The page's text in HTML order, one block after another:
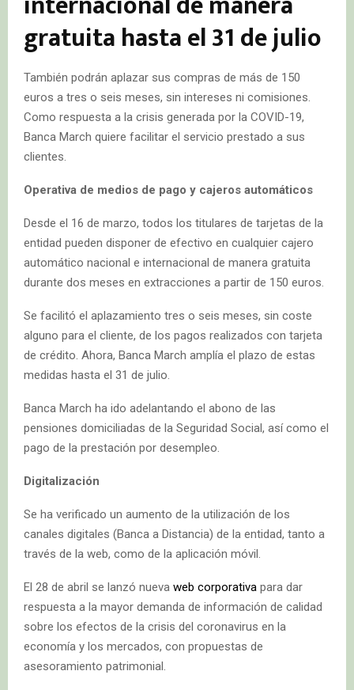
gratuita hasta el 31 de julio
También podrán aplazar sus compras de más de 150
euros a tres o seis meses, sin intereses ni comisiones.
Como respuesta a la crisis generada por la COVID-19,
Banca March quiere facilitar el servicio prestado a sus
clientes.
Operativa de medios de pago y cajeros automáticos
Desde el 16 de marzo, todos los titulares de tarjetas de la
entidad pueden disponer de efectivo en cualquier cajero
automático nacional e internacional de manera gratuita
durante dos meses en extracciones a partir de 150 euros.
Se facilitó el aplazamiento tres o seis meses, sin coste
alguno para el cliente, de los pagos realizados con tarjeta
de crédito. Ahora, Banca March amplía el plazo de estas
medidas hasta el 31 de julio.
Banca March ha ido adelantando el abono de las
pensiones domiciliadas de la Seguridad Social, así como el
pago de la prestación por desempleo.
Digitalización
Se ha verificado un aumento de la utilización de los
canales digitales (Banca a Distancia) de la entidad, tanto a
través de la web, como de la aplicación móvil.
El 28 de abril se lanzó nueva web corporativa para dar
respuesta a la mayor demanda de información de calidad
sobre los efectos de la crisis del coronavirus en la
economía y los mercados, con propuestas de
asesoramiento patrimonial.